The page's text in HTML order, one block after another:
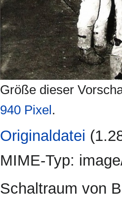
Größe dieser
940 Pixel.
Originaldatei
MIME-Typ:
Schaltraum von